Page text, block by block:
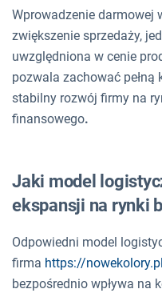
Wprowadzenie darmowej
zwiększenie sprzedaży,
uwzględniona w cenie
pozwala zachować
stabilny rozwój firmy na
finansowego.
Jaki model
ekspansji na rynki
Odpowiedni model
firma https://
bezpośrednio wpływa na